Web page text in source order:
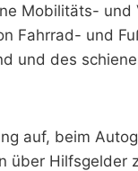
Mobilitäts- und
Fahrrad- und
und des
auf, beim
über Hilfsgelder